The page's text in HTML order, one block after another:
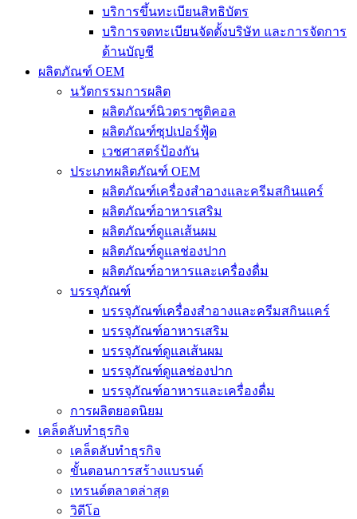
บริการขึ้นทะเบียนสิทธิบัตร
บริการจดทะเบียนจัดตั้งบริษัท และการจัดการ
ด้านบัญชี
ผลิตภัณฑ์ OEM
นวัตกรรมการผลิต
ผลิตภัณฑ์นิวตราซูติคอล
ผลิตภัณฑ์ซุปเปอร์ฟู้ด
เวชศาสตร์ป้องกัน
ประเภทผลิตภัณฑ์ OEM
ผลิตภัณฑ์เครื่องสำอางและครีมสกินแคร์
ผลิตภัณฑ์อาหารเสริม
ผลิตภัณฑ์ดูแลเส้นผม
ผลิตภัณฑ์ดูแลช่องปาก
ผลิตภัณฑ์อาหารและเครื่องดื่ม
บรรจุภัณฑ์
บรรจุภัณฑ์เครื่องสำอางและครีมสกินแคร์
บรรจุภัณฑ์อาหารเสริม
บรรจุภัณฑ์ดูแลเส้นผม
บรรจุภัณฑ์ดูแลช่องปาก
บรรจุภัณฑ์อาหารและเครื่องดื่ม
การผลิตยอดนิยม
เคล็ดลับทำธุรกิจ
เคล็ดลับทำธุรกิจ
ขั้นตอนการสร้างแบรนด์
เทรนด์ตลาดล่าสุด
วิดีโอ